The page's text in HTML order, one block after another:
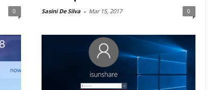
0 Sasini De Silva - Mar 15, 2017 0